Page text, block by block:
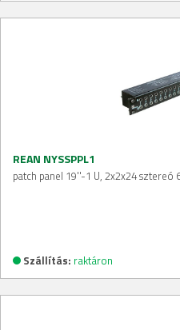
REAN NYSSPPL1
patch panel 19''-1 U, 2x2x24 sztereó
Szállítás: raktáron